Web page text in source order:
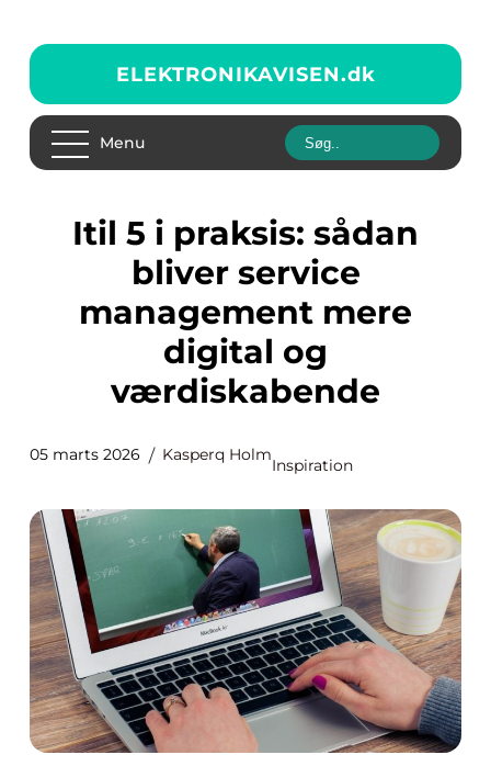
ELEKTRONIKAVISEN.dk
Menu
Itil 5 i praksis: sådan
bliver service
management mere
digital og
værdiskabende
05 marts 2026 Kasperq Holm
Inspiration